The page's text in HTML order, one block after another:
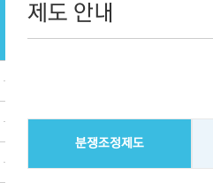
제도 안내
분쟁조정제도